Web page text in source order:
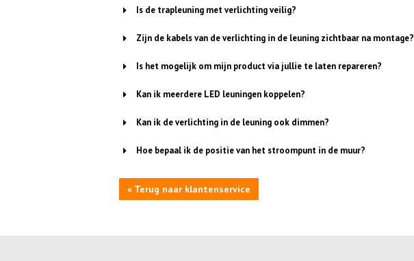
Is de trapleuning met verlichting veilig?
Zijn de kabels van de verlichting in de leuning zichtbaar na montage?
Is het mogelijk om mijn product via jullie te laten repareren?
Kan ik meerdere LED leuningen koppelen?
Kan ik de verlichting in de leuning ook dimmen?
Hoe bepaal ik de positie van het stroompunt in de muur?
« Terug naar klantenservice